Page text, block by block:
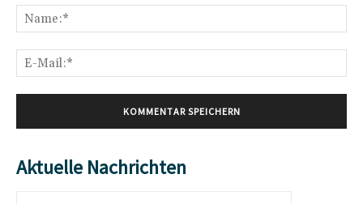
Aktuelle Nachrichten